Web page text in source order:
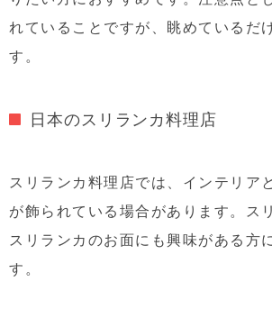
れていることですが、眺めているだ
す。
日本のスリランカ料理店
スリランカ料理店では、インテリア
が飾られている場合があります。ス
スリランカのお面にも興味がある方
す。